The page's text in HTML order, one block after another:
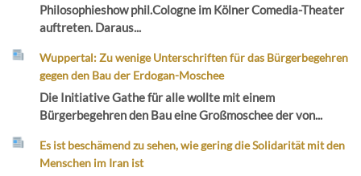
Philosophieshow phil.Cologne im Kölner Comedia-Theater
auftreten. Daraus...
Wuppertal: Zu wenige Unterschriften für das Bürgerbegehren
gegen den Bau der Erdogan-Moschee
Die Initiative Gathe für alle wollte mit einem
Bürgerbegehren den Bau eine Großmoschee der von...
Es ist beschämend zu sehen, wie gering die Solidarität mit den
Menschen im Iran ist